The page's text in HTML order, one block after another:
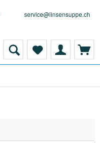
service@linsensuppe.ch